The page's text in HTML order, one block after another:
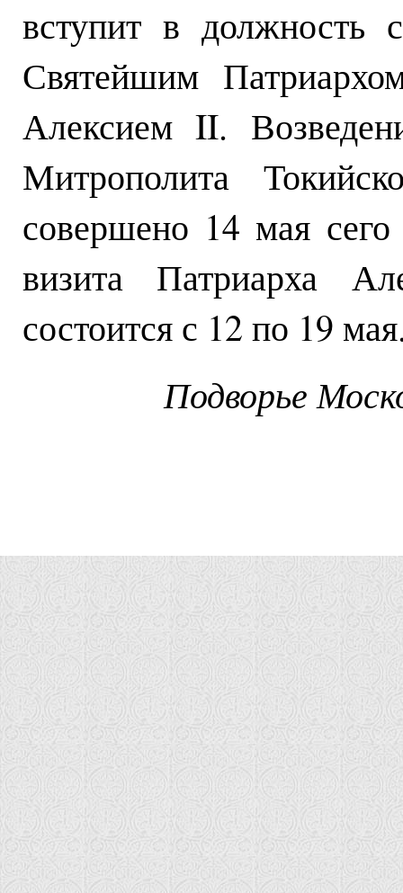
вступит в должность
Святейшим
Алексием II.
Митрополита
совершено 14 мая
визита Патриарха
состоится с 12 по 19
Подворье